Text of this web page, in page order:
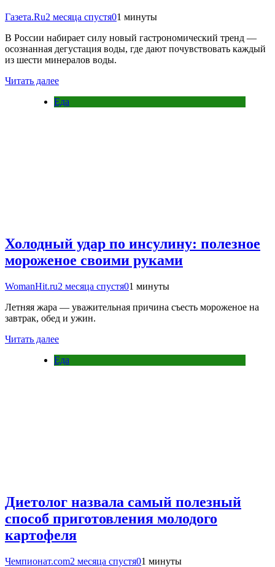
Газета.Ru2 месяца спустя01 минуты
В России набирает силу новый гастрономический тренд —
осознанная дегустация воды, где дают почувствовать каждый
из шести минералов воды.
Читать далее
Еда
Холодный удар по инсулину: полезное
мороженое своими руками
WomanHit.ru2 месяца спустя01 минуты
Летняя жара — уважительная причина съесть мороженое на
завтрак, обед и ужин.
Читать далее
Еда
Диетолог назвала самый полезный
способ приготовления молодого
картофеля
Чемпионат.com2 месяца спустя01 минуты